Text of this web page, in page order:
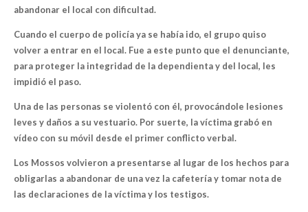
abandonar el local con dificultad.
Cuando el cuerpo de policía ya se había ido, el grupo quiso
volver a entrar en el local. Fue a este punto que el denunciante,
para proteger la integridad de la dependienta y del local, les
impidió el paso.
Una de las personas se violentó con él, provocándole lesiones
leves y daños a su vestuario. Por suerte, la víctima grabó en
vídeo con su móvil desde el primer conflicto verbal.
Los Mossos volvieron a presentarse al lugar de los hechos para
obligarlas a abandonar de una vez la cafetería y tomar nota de
las declaraciones de la víctima y los testigos.